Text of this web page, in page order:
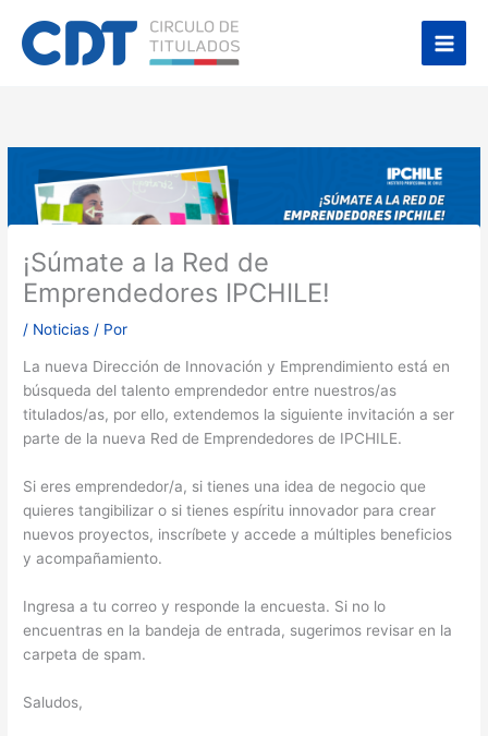
contenido
Main
¡Súmate a la Red de
Emprendedores IPCHILE!
/ Noticias / Por
La nueva Dirección de Innovación y Emprendimiento está en
búsqueda del talento emprendedor entre nuestros/as
titulados/as, por ello, extendemos la siguiente invitación a ser
parte de la nueva Red de Emprendedores de IPCHILE.
Si eres emprendedor/a, si tienes una idea de negocio que
quieres tangibilizar o si tienes espíritu innovador para crear
nuevos proyectos, inscríbete y accede a múltiples beneficios
y acompañamiento.
Ingresa a tu correo y responde la encuesta. Si no lo
encuentras en la bandeja de entrada, sugerimos revisar en la
carpeta de spam.
Saludos,